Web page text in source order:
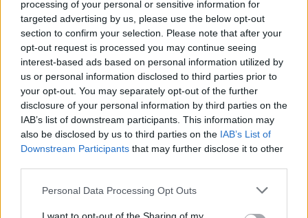
processing of your personal or sensitive information for
targeted advertising by us, please use the below opt-out
section to confirm your selection. Please note that after your
opt-out request is processed you may continue seeing
interest-based ads based on personal information utilized by
us or personal information disclosed to third parties prior to
your opt-out. You may separately opt-out of the further
disclosure of your personal information by third parties on the
IAB’s list of downstream participants. This information may
also be disclosed by us to third parties on the IAB’s List of
Downstream Participants that may further disclose it to other
Personal Data Processing Opt Outs